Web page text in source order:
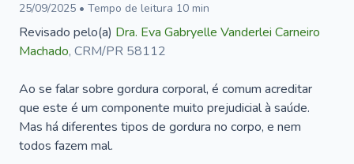
25/09/2025 • Tempo de leitura 10 min
Revisado pelo(a) Dra. Eva Gabryelle Vanderlei Carneiro
Machado, CRM/PR 58112
Ao se falar sobre gordura corporal, é comum acreditar
que este é um componente muito prejudicial à saúde.
Mas há diferentes tipos de gordura no corpo, e nem
todos fazem mal.